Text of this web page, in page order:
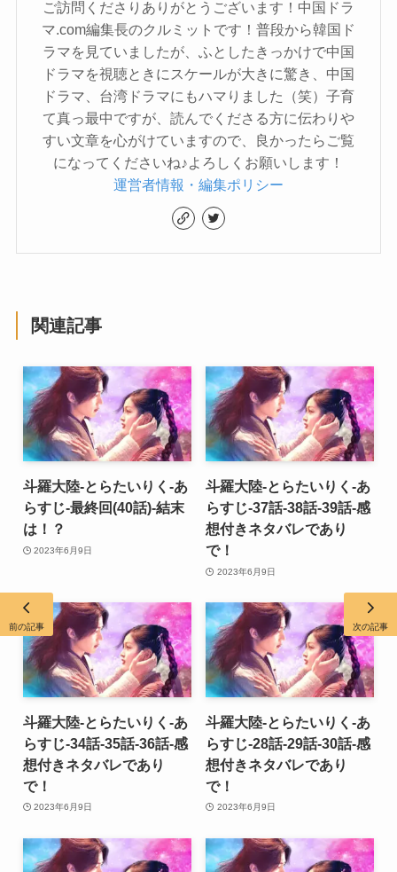
ご訪問くださりありがとうございます！中国ドラ
マ.com編集長のクルミットです！普段から韓国ド
ラマを見ていましたが、ふとしたきっかけで中国
ドラマを視聴ときにスケールが大きに驚き、中国
ドラマ、台湾ドラマにもハマりました（笑）子育
て真っ最中ですが、読んでくださる方に伝わりや
すい文章を心がけていますので、良かったらご覧
になってくださいね♪よろしくお願いします！
運営者情報・編集ポリシー
関連記事
斗羅大陸-とらたいりく-あ
らすじ-最終回(40話)-結末
は！？
2023年6月9日
斗羅大陸-とらたいりく-あ
らすじ-37話-38話-39話-感
想付きネタバレであり
で！
2023年6月9日
斗羅大陸-とらたいりく-あ
らすじ-34話-35話-36話-感
想付きネタバレであり
で！
2023年6月9日
斗羅大陸-とらたいりく-あ
らすじ-28話-29話-30話-感
想付きネタバレであり
で！
2023年6月9日
前の記事 次の記事